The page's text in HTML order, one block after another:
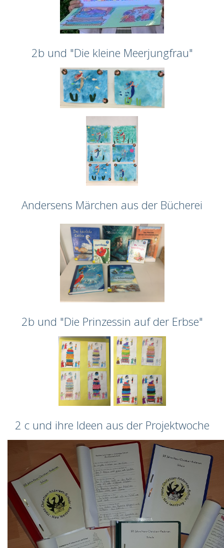
2b und "Die kleine Meerjungfrau"
Andersens Märchen aus der Bücherei
2b und "Die Prinzessin auf der Erbse"
2 c und ihre Ideen aus der Projektwoche